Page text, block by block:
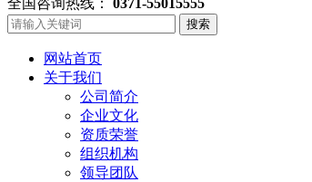
全国咨询热线： 0371-55015555
搜索
网站首页
关于我们
公司简介
企业文化
资质荣誉
组织机构
领导团队